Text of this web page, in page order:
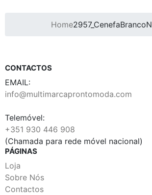
Home
CONTACTOS
EMAIL:
info@multimarcaprontomoda.com
Telemóvel:
+351 930 446 908
(Chamada para rede móvel nacional)
PÁGINAS
Loja
Sobre Nós
Contactos